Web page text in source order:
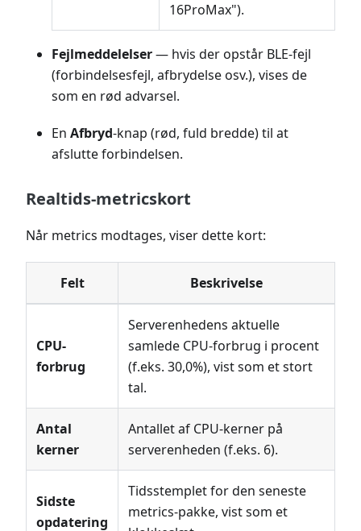
16ProMax").
Fejlmeddelelser— hvis der opstår BLE-fejl
(forbindelsesfejl, afbrydelse osv.), vises de
som en rød advarsel.
En Afbryd-knap (rød, fuld bredde) til at
afslutte forbindelsen.
Realtids-metricskort
Når metrics modtages, viser dette kort:
Felt Beskrivelse
CPU-
forbrug
Serverenhedens aktuelle
samlede CPU-forbrug i procent
(f.eks. 30,0%), vist som et stort
tal.
Antal
kerner
Antallet af CPU-kerner på
serverenheden (f.eks. 6).
Sidste
opdatering
Tidsstemplet for den seneste
metrics-pakke, vist som et